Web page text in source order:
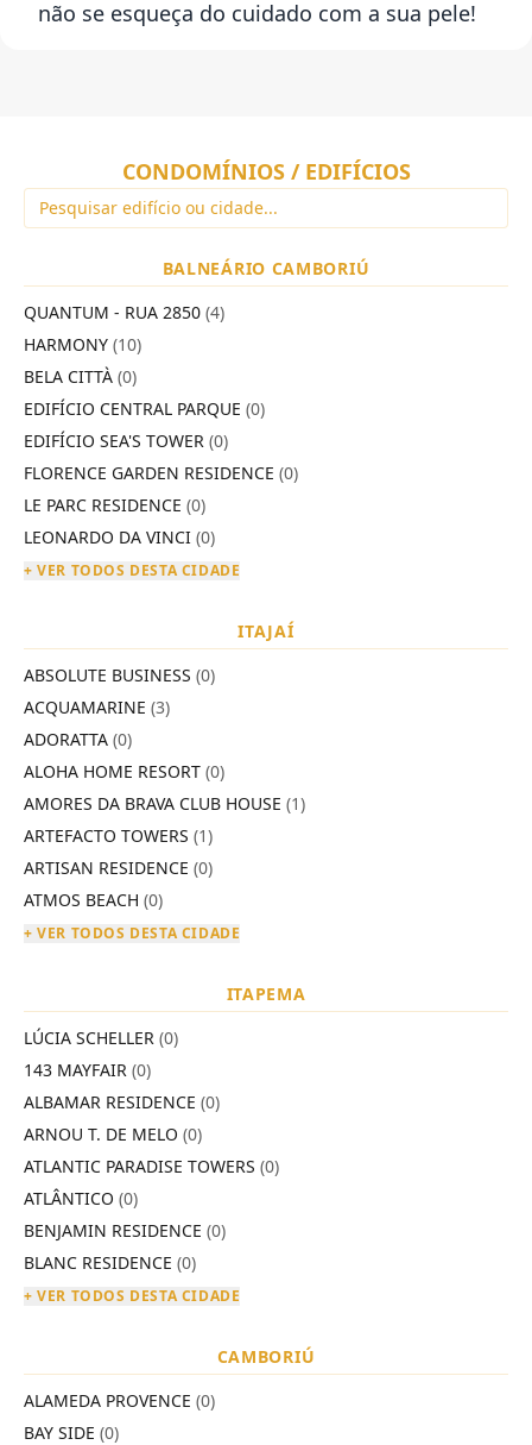
não se esqueça do cuidado com a sua pele!
CONDOMÍNIOS / EDIFÍCIOS
BALNEÁRIO CAMBORIÚ
QUANTUM - RUA 2850 (4)
HARMONY (10)
BELA CITTÀ (0)
EDIFÍCIO CENTRAL PARQUE (0)
EDIFÍCIO SEA'S TOWER (0)
FLORENCE GARDEN RESIDENCE (0)
LE PARC RESIDENCE (0)
LEONARDO DA VINCI (0)
+ VER TODOS DESTA CIDADE
ITAJAÍ
ABSOLUTE BUSINESS (0)
ACQUAMARINE (3)
ADORATTA (0)
ALOHA HOME RESORT (0)
AMORES DA BRAVA CLUB HOUSE (1)
ARTEFACTO TOWERS (1)
ARTISAN RESIDENCE (0)
ATMOS BEACH (0)
+ VER TODOS DESTA CIDADE
ITAPEMA
LÚCIA SCHELLER (0)
143 MAYFAIR (0)
ALBAMAR RESIDENCE (0)
ARNOU T. DE MELO (0)
ATLANTIC PARADISE TOWERS (0)
ATLÂNTICO (0)
BENJAMIN RESIDENCE (0)
BLANC RESIDENCE (0)
+ VER TODOS DESTA CIDADE
CAMBORIÚ
ALAMEDA PROVENCE (0)
BAY SIDE (0)